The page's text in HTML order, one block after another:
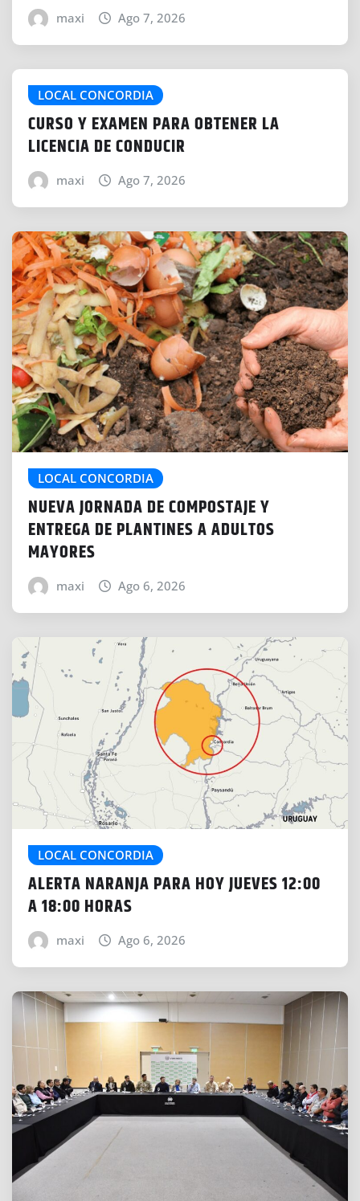
maxi Ago 7, 2026
LOCAL CONCORDIA
CURSO Y EXAMEN PARA OBTENER LA
LICENCIA DE CONDUCIR
maxi Ago 7, 2026
LOCAL CONCORDIA
NUEVA JORNADA DE COMPOSTAJE Y
ENTREGA DE PLANTINES A ADULTOS
MAYORES
maxi Ago 6, 2026
LOCAL CONCORDIA
ALERTA NARANJA PARA HOY JUEVES 12:00
A 18:00 HORAS
maxi Ago 6, 2026